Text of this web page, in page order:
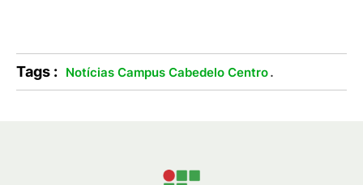
Tags : Notícias Campus Cabedelo Centro.